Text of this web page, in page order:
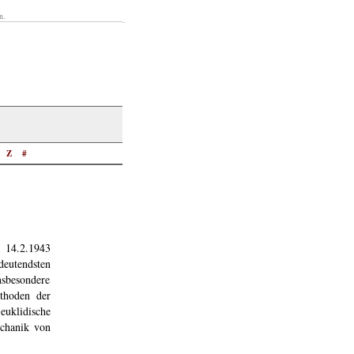
Z #
der
von